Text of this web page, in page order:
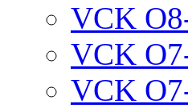
VCK
VCK
VCK